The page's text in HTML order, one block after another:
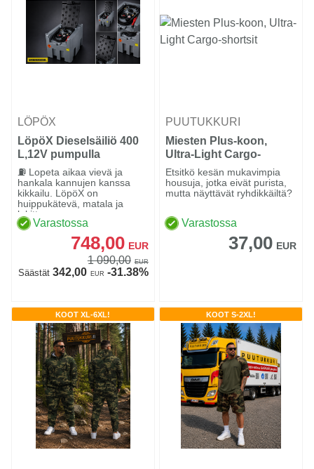
LÖPÖX
LöpöX Dieselsäiliö 400
L,12V pumpulla
⛽ Lopeta aikaa vievä ja
hankala kannujen kanssa
kikkailu. LöpöX on
huippukätevä, matala ja
lukittav...
Varastossa
748,00 EUR
1 090,00 EUR
Säästät342,00 EUR -31.38%
PUUTUKKURI
Miesten Plus-koon,
Ultra-Light Cargo-
shortsit
Etsitkö kesän mukavimpia
housuja, jotka eivät purista,
mutta näyttävät ryhdikkäiltä?
Varastossa
37,00 EUR
KOOT XL-6XL! KOOT S-2XL!